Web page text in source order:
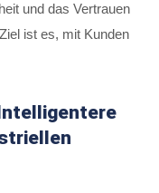
und das Vertrauen
ist es, mit Kunden